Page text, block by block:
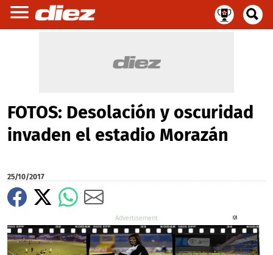
FOTOS: Desolación y oscuridad
invaden el estadio Morazán
25/10/2017
X